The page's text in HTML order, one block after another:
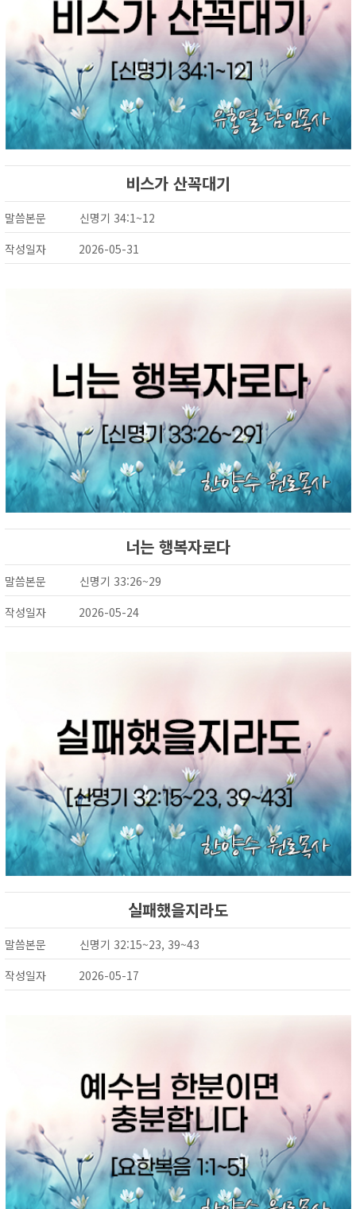
비스가 산꼭대기
말씀본문
신명기 34:1~12
작성일자
2026-05-31
너는 행복자로다
말씀본문
신명기 33:26~29
작성일자
2026-05-24
실패했을지라도
말씀본문
신명기 32:15~23, 39~43
작성일자
2026-05-17